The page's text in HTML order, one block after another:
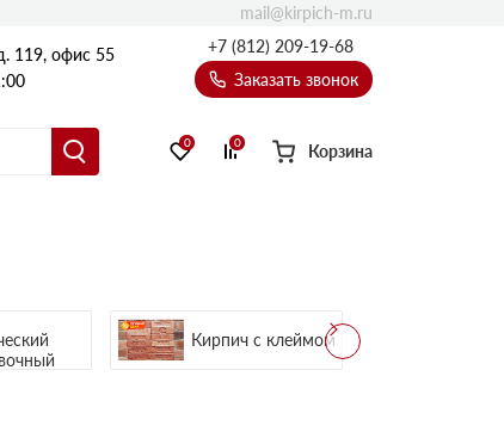
119, офис 55
+7 (812) 209-19-68
Заказать звонок
0 0 Корзина
mail@kirpich-m.ru
Кирпич с клеймом